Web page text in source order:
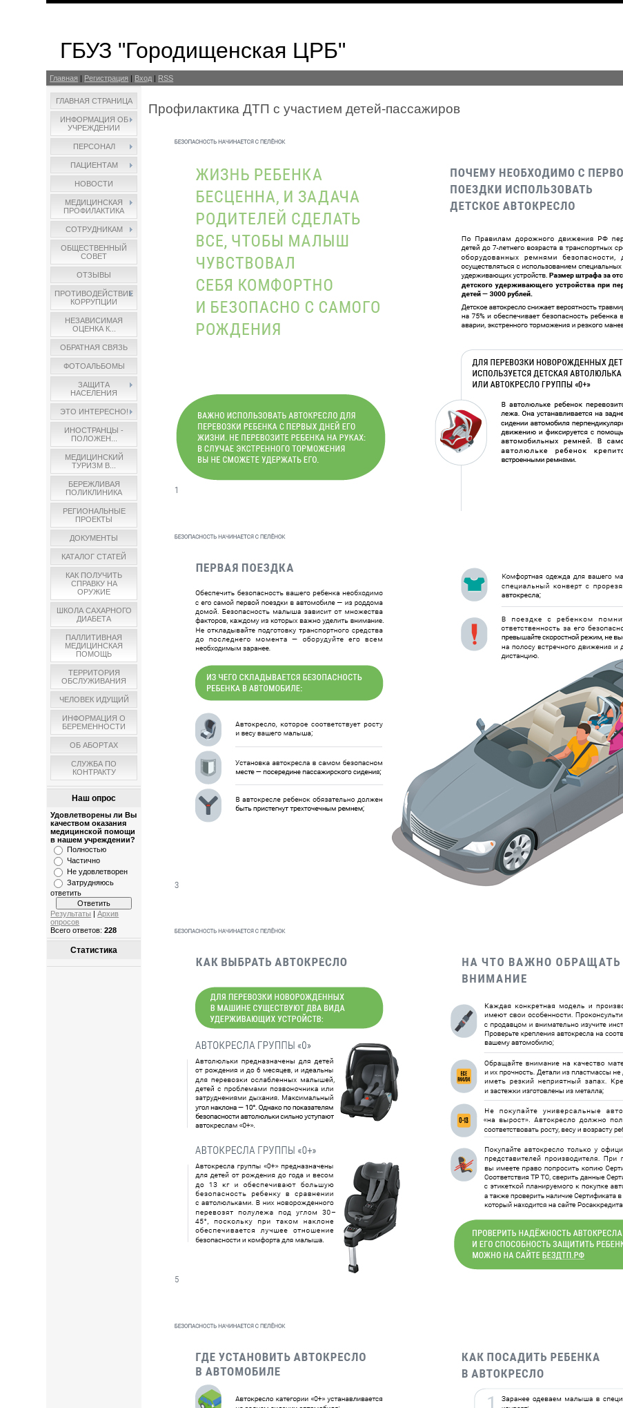
ГБУЗ "Городищенская ЦРБ"
Главная | Регистрация | Вход | RSS
ГЛАВНАЯ СТРАНИЦА
ИНФОРМАЦИЯ ОБ
УЧРЕЖДЕНИИ
ПЕРСОНАЛ
ПАЦИЕНТАМ
НОВОСТИ
МЕДИЦИНСКАЯ
ПРОФИЛАКТИКА
СОТРУДНИКАМ
ОБЩЕСТВЕННЫЙ
СОВЕТ
ОТЗЫВЫ
ПРОТИВОДЕЙСТВИЕ
КОРРУПЦИИ
НЕЗАВИСИМАЯ
ОЦЕНКА К...
ОБРАТНАЯ СВЯЗЬ
ФОТОАЛЬБОМЫ
ЗАЩИТА
НАСЕЛЕНИЯ
ЭТО ИНТЕРЕСНО!
ИНОСТРАНЦЫ -
ПОЛОЖЕН...
МЕДИЦИНСКИЙ
ТУРИЗМ В...
БЕРЕЖЛИВАЯ
ПОЛИКЛИНИКА
РЕГИОНАЛЬНЫЕ
ПРОЕКТЫ
ДОКУМЕНТЫ
КАТАЛОГ СТАТЕЙ
КАК ПОЛУЧИТЬ
СПРАВКУ НА
ОРУЖИЕ
ШКОЛА САХАРНОГО
ДИАБЕТА
ПАЛЛИТИВНАЯ
МЕДИЦИНСКАЯ
ПОМОЩЬ
ТЕРРИТОРИЯ
ОБСЛУЖИВАНИЯ
ЧЕЛОВЕК ИДУЩИЙ
ИНФОРМАЦИЯ О
БЕРЕМЕННОСТИ
ОБ АБОРТАХ
СЛУЖБА ПО
КОНТРАКТУ
Наш опрос
Удовлетворены ли Вы
качеством оказания
медицинской помощи
в нашем учреждении?
Полностью
Частично
Не удовлетворен
Затрудняюсь
ответить
Результаты |Архив
опросов
Всего ответов:228
Статистика
Профилактика ДТП с участием детей-пассажиров